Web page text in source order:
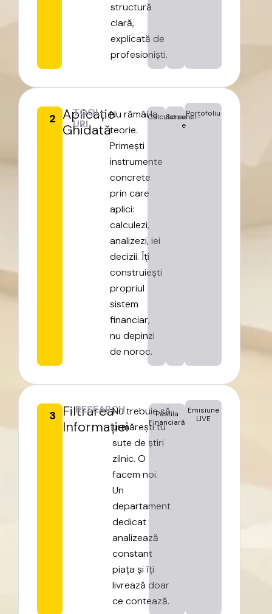
structură
clară,
explicată de
profesioniști.
2 Aplicație
Ghidată
TOOL-
URI
Nu rămâila
teorie.
Primești
instrumente
concrete
prin care
aplici:
calculezi,
analizezi, iei
decizii. Îți
construiești
propriul
sistem
financiar,
nu depinzi
de noroc.
Calculatoare
Screener-
e
Portofoliu
3 Filtrarea
Informației
RESEARCH
Nu trebuie să
urmăreștitu
sute de știri
zilnic. O
facem noi.
Un
departament
dedicat
analizează
constant
piața și îți
livrează doar
ce contează.
Pastila
Financiară
Emisiune
LIVE